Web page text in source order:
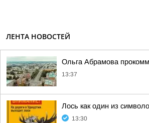
ЛЕНТА НОВОСТЕЙ
Ольга Абрамова
13:37
Лось как один из
13:30